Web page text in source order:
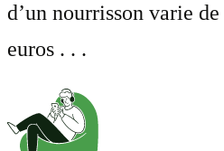
d’un nourrisson varie
euros . . .